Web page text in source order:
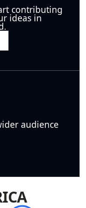
contributing
ideas in
audience